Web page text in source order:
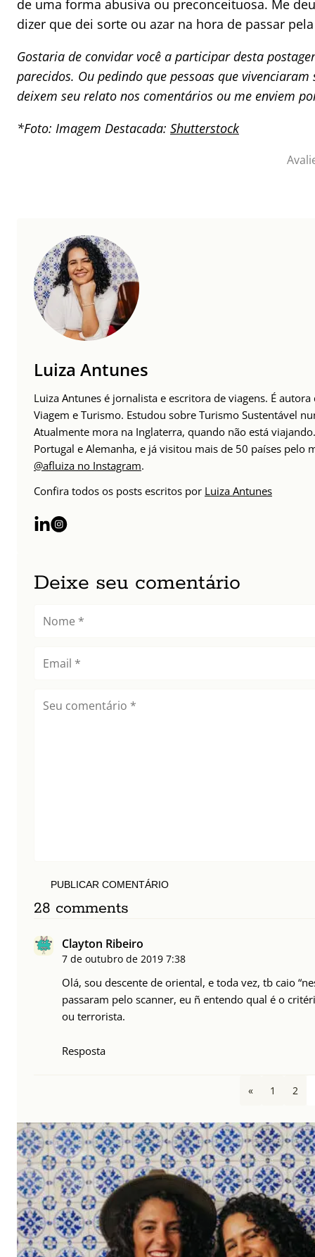
de uma forma abusiva ou preconceituosa. Me
dizer que dei sorte ou azar na hora de passar
Gostaria de convidar você a participar desta
parecidos. Ou pedindo que pessoas que
deixem seu relato nos comentários ou me enviem
*Foto: Imagem Destacada: Shutterstock
Luiza Antunes
Luiza Antunes é jornalista e escritora de viagens. É
Viagem e Turismo. Estudou sobre Turismo Sustentável
Atualmente mora na Inglaterra, quando não está
Portugal e Alemanha, e já visitou mais de 50 países pelo
@afluiza no Instagram.
Confira todos os posts escritos por Luiza Antunes
Deixe seu comentário
PUBLICAR COMENTÁRIO
28 comments
Clayton Ribeiro
7 de outubro de 2019 7:38
Olá, sou descente de oriental, e toda vez, tb caio
passaram pelo scanner, eu ñ entendo qual é o
ou terrorista.
Resposta
« 1 2